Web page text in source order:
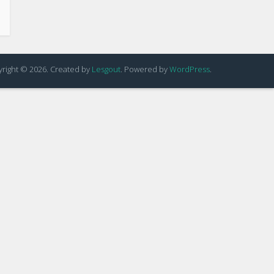
© 2026. Created by Lesgout. Powered byWordPress.